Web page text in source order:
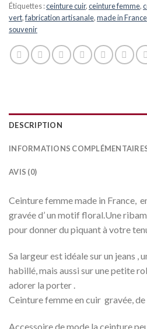
Étiquettes :ceinture cuir,ceinture femme,
vert,fabrication artisanale,made in France
souvenir
DESCRIPTION
INFORMATIONS
AVIS (0)
Ceinture femme made in France,
gravée d’ un motif floral.Une
pour donner du piquant à votre
Sa largeur est idéale sur un jeans ,
habillé, mais aussi sur une petite
adorer la porter .
Ceinture femme en cuir gravée,
Accessoire de mode la ceinture